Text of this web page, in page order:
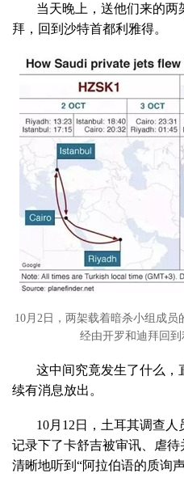
当天晚上，送他们来的两
拜，回到沙特首都利雅得。
10月2日，两架载着暗杀小组成
经由开罗和迪拜回到
这中间究竟发生了什么，
续有消息放出。
10月12日，土耳其调查人
记录下了卡舒吉被审讯、虐
清晰地听到“阿拉伯语的质询